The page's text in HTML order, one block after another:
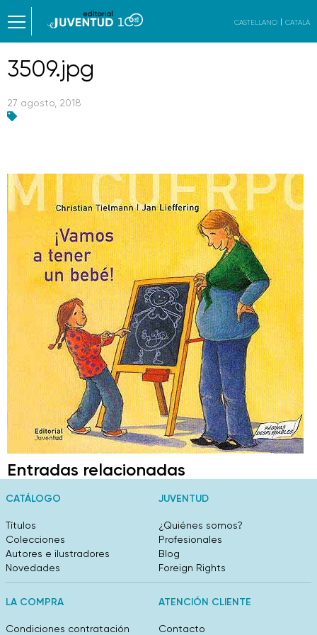
CASTELLANO CATALÀ
3509.jpg
27 agosto, 2018
Entradas relacionadas
CATÁLOGO
Títulos
Colecciones
Autores e ilustradores
Novedades
JUVENTUD
¿Quiénes somos?
Profesionales
Blog
Foreign Rights
LA COMPRA
Condiciones contratación
ATENCIÓN CLIENTE
Contacto